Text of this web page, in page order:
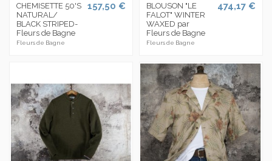
CHEMISETTE 50'S
NATURAL/
BLACK STRIPED-
Fleurs de Bagne
Fleurs de Bagne
157,50 €
BLOUSON "LE
FALOT" WINTER
WAXED par
Fleurs de Bagne
Fleurs de Bagne
474,17 €